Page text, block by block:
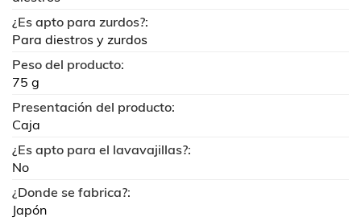
¿Es apto para zurdos?:
Para diestros y zurdos
Peso del producto:
75 g
Presentación del producto:
Caja
¿Es apto para el lavavajillas?:
No
¿Donde se fabrica?:
Japón